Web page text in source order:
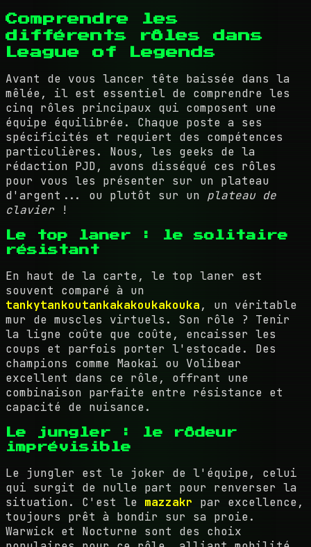
Comprendre les
différents rôles dans
League of Legends
Avant de vous lancer tête baissée dans la
mêlée, il est essentiel de comprendre les
cinq rôles principaux qui composent une
équipe équilibrée. Chaque poste a ses
spécificités et requiert des compétences
particulières. Nous, les geeks de la
rédaction PJD, avons disséqué ces rôles
pour vous les présenter sur un plateau
d'argent... ou plutôt sur un plateau de
clavier !
Le top laner : le solitaire
résistant
En haut de la carte, le top laner est
souvent comparé à un
tankytankoutankakakoukakouka, un véritable
mur de muscles virtuels. Son rôle ? Tenir
la ligne coûte que coûte, encaisser les
coups et parfois porter l'estocade. Des
champions comme Maokai ou Volibear
excellent dans ce rôle, offrant une
combinaison parfaite entre résistance et
capacité de nuisance.
Le jungler : le rôdeur
imprévisible
Le jungler est le joker de l'équipe, celui
qui surgit de nulle part pour renverser la
situation. C'est le mazzakr par excellence,
toujours prêt à bondir sur sa proie.
Warwick et Nocturne sont des choix